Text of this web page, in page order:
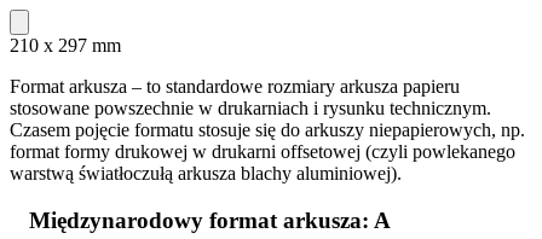
210 x 297 mm
Format arkusza – to standardowe rozmiary arkusza papieru
stosowane powszechnie w drukarniach i rysunku technicznym.
Czasem pojęcie formatu stosuje się do arkuszy niepapierowych, np.
format formy drukowej w drukarni offsetowej (czyli powlekanego
warstwą światłoczułą arkusza blachy aluminiowej).
Międzynarodowy format arkusza: A